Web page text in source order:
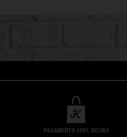
PAGAMENTO 100% SICURO